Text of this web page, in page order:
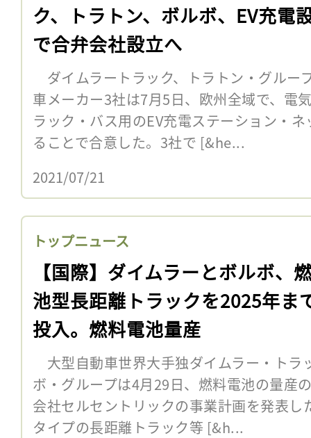
ク、トラトン、ボルボ、EV充電
で合弁会社設立へ
ダイムラートラック、トラトン・グルー
車メーカー3社は7月5日、欧州全域で、電
ラック・バス用のEV充電ステーション・
ることで合意した。3社で [&he...
2021/07/21
トップニュース
【国際】ダイムラーとボルボ、
池型長距離トラックを2025年ま
投入。燃料電池量産
大型自動車世界大手独ダイムラー・トラ
ボ・グループは4月29日、燃料電池の量産
会社セルセントリックの事業計画を発表し
タイプの長距離トラック等 [&h...